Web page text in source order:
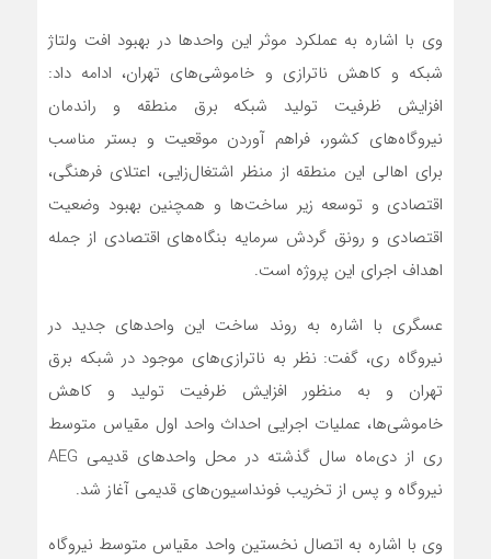
وی با اشاره به عملکرد موثر این واحدها در بهبود افت ولتاژ
شبکه و کاهش ناترازی و خاموشی‌های تهران، ادامه داد:
افزایش ظرفیت تولید شبکه برق منطقه و راندمان
نیروگاههای کشور، فراهم آوردن موقعیت و بستر مناسب
برای اهالی این منطقه از منظر اشتغال‌زایی، اعتلای فرهنگی،
اقتصادی و توسعه زیر ساخت‌ها و همچنین بهبود وضعيت
اقتصادي و رونق گردش سرمايه بنگاه‌های اقتصادی از جمله
اهداف اجرای این پروژه است.
عسگری با اشاره به روند ساخت این واحدهای جدید در
نیروگاه ری، گفت: نظر به ناترازی‌های موجود در شبکه برق
تهران و به منظور افزایش ظرفیت تولید و کاهش
خاموشی‌ها، عملیات اجرایی احداث واحد اول مقیاس متوسط
ری از دی‌ماه‌ سال گذشته در محل واحدهای قدیمی
نیروگاه و پس از تخریب فونداسیون‌های قدیمی آغاز شد.
وی با اشاره به اتصال نخستین واحد مقیاس متوسط نیروگاه